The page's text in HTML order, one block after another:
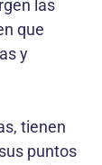
las
que
y
tienen
puntos